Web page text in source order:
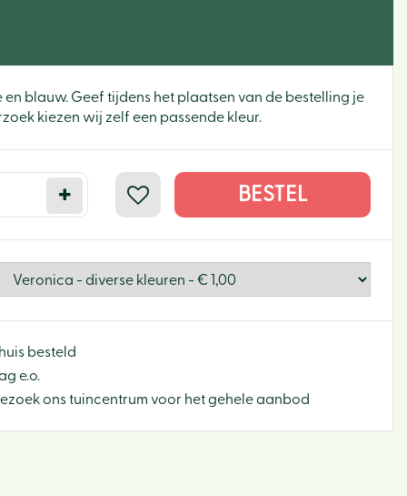
en blauw. Geef tijdens het plaatsen van de bestelling je
kiezen wij zelf een passende kleur.
besteld
e.o.
ons tuincentrum voor het gehele aanbod